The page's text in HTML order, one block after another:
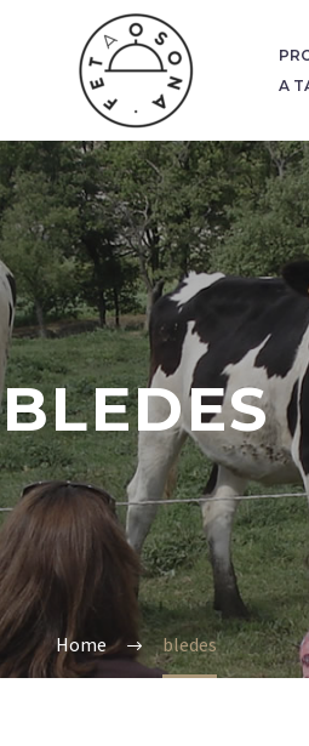
A
BLEDES
Home bledes